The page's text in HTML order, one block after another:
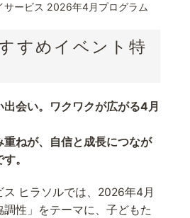
サービス 2026年4月プログラム
すめイベント特
会い。ワクワクが広がる4月
重ねが、自信と成長につなが
。
ヒラソルでは、2026年4月
調性」をテーマに、子どもた